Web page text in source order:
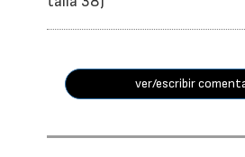
ver/escribir